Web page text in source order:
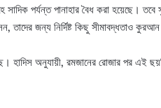
পর্যন্ত পানাহার বৈধ করা হয়েছে। তবে
জন্য নির্দিষ্ট কিছু সীমাবদ্ধতাও কুরআন
হাদিস অনুযায়ী, রমজানের রোজার পর এই